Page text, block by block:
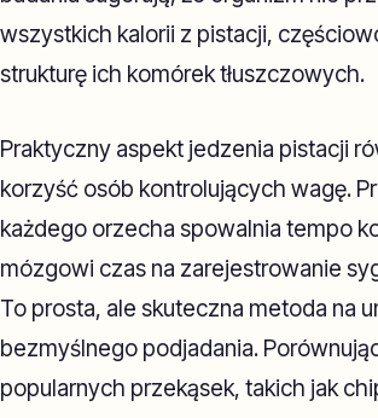
wszystkich kalorii z pistacji,
strukturę ich komórek tłuszczowych.
Praktyczny aspekt jedzenia pistacji
korzyść osób kontrolujących wagę.
każdego orzecha spowalnia tempo
mózgowi czas na zarejestrowanie
To prosta, ale skuteczna metoda na
bezmyślnego podjadania.
popularnych przekąsek, takich jak